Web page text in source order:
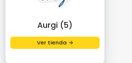
Aurgi (5)
Ver tienda →